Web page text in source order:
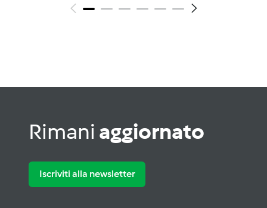
Rimani aggiornato
Iscriviti alla newsletter